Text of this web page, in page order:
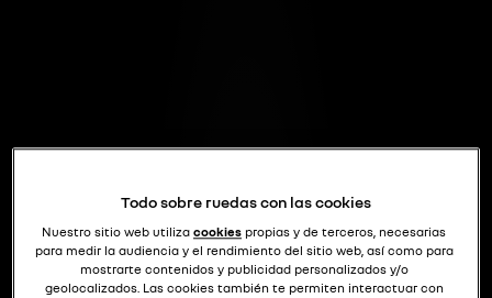
Todo sobre ruedas con las cookies
Nuestro sitio web utiliza cookies propias y de terceros, necesarias
para medir la audiencia y el rendimiento del sitio web, así como para
mostrarte contenidos y publicidad personalizados y/o
geolocalizados. Las cookies también te permiten interactuar con